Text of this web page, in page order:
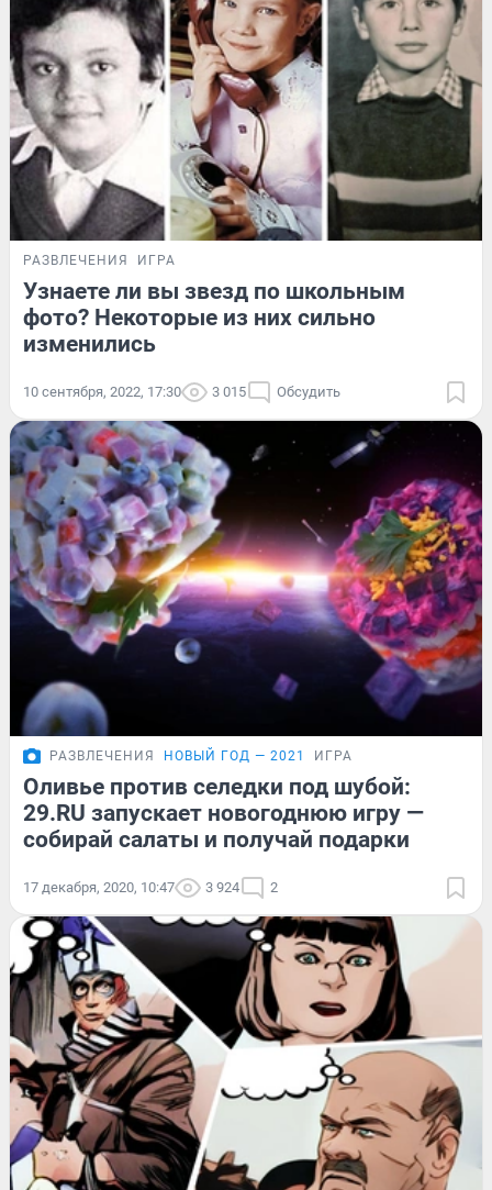
РАЗВЛЕЧЕНИЯ ИГРА
Узнаете ли вы звезд по школьным
фото? Некоторые из них сильно
изменились
10 сентября, 2022, 17:30 3 015 Обсудить
РАЗВЛЕЧЕНИЯ НОВЫЙ ГОД — 2021 ИГРА
Оливье против селедки под шубой:
29.RU запускает новогоднюю игру —
собирай салаты и получай подарки
17 декабря, 2020, 10:47 3 924 2